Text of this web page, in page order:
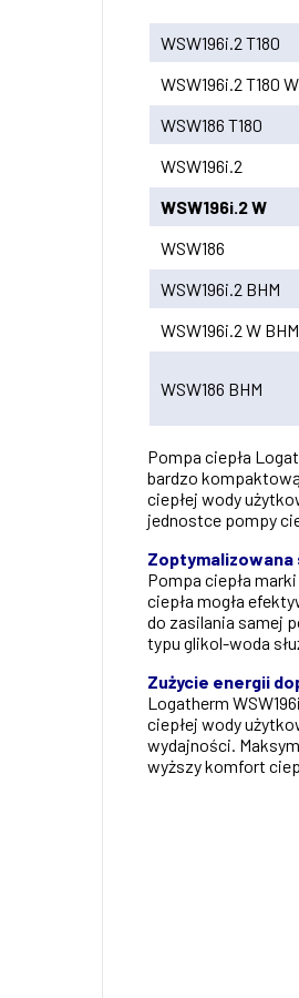
WSW196i.2 T180
WSW196i.2 T180 W
WSW186 T180
WSW196i.2
WSW196i.2 W
WSW186
WSW196i.2 BHM
WSW196i.2 W BHM
WSW186 BHM
Pompa ciepła
bardzo
ciepłej wody
jednostce pompy
Zoptymalizowana
Pompa ciepła
ciepła mogła
do zasilania samej
typu glikol-woda
Zużycie energii
Logatherm
ciepłej wody
wydajności.
wyższy komfort